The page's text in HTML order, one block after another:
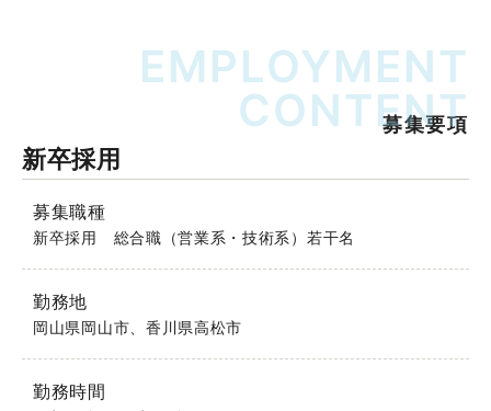
募集要項
EMPLOYMENT
CONTENT
新卒採用
募集職種
新卒採用 総合職（営業系・技術系）若干名
勤務地
岡山県岡山市、香川県高松市
勤務時間